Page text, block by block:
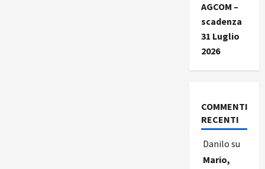
AGCOM –
scadenza
31 Luglio
2026
COMMENTI
RECENTI
Danilo su
Mario,